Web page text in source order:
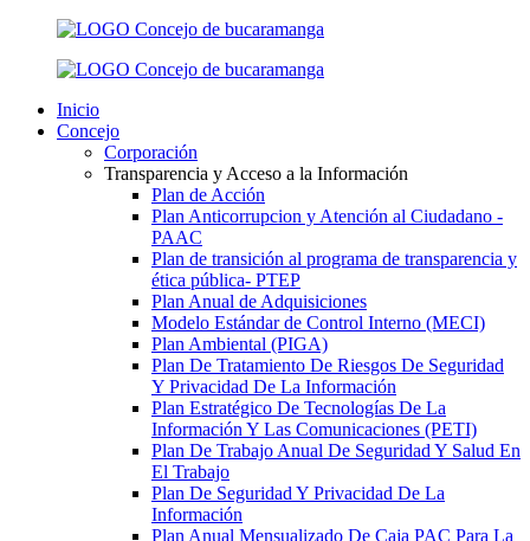
Inicio
Concejo
Corporación
Transparencia y Acceso a la Información
Plan de Acción
Plan Anticorrupcion y Atención al Ciudadano -
PAAC
Plan de transición al programa de transparencia y
ética pública- РТЕР
Plan Anual de Adquisiciones
Modelo Estándar de Control Interno (MECI)
Plan Ambiental (PIGA)
Plan De Tratamiento De Riesgos De Seguridad
Y Privacidad De La Información
Plan Estratégico De Tecnologías De La
Información Y Las Comunicaciones (PETI)
Plan De Trabajo Anual De Seguridad Y Salud En
El Trabajo
Plan De Seguridad Y Privacidad De La
Información
Plan Anual Mensualizado De Caja PAC Para La